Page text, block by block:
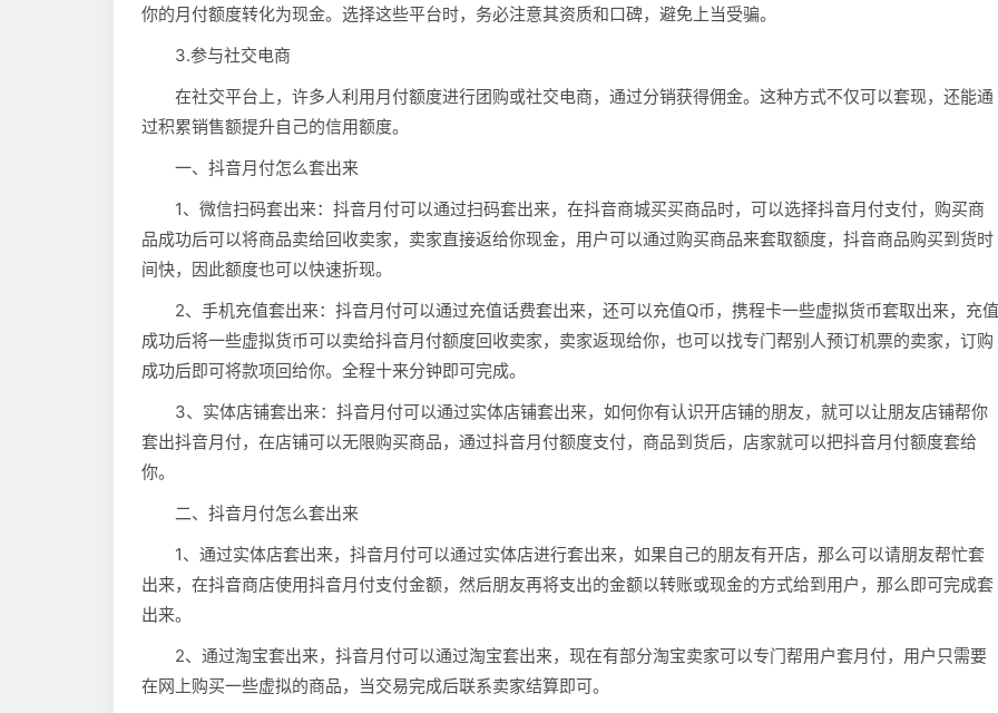
你的月付额度转化为现金。选择这些平台时，务必注意其资质和口碑，避免上当受骗。
3.参与社交电商
在社交平台上，许多人利用月付额度进行团购或社交电商，通过分销获得佣金。这种方式不仅可以套现，还能通
过积累销售额提升自己的信用额度。
一、抖音月付怎么套出来
1、微信扫码套出来：抖音月付可以通过扫码套出来，在抖音商城买买商品时，可以选择抖音月付支付，购买商
品成功后可以将商品卖给回收卖家，卖家直接返给你现金，用户可以通过购买商品来套取额度，抖音商品购买到货时
间快，因此额度也可以快速折现。
2、手机充值套出来：抖音月付可以通过充值话费套出来，还可以充值Q币，携程卡一些虚拟货币套取出来，充值
成功后将一些虚拟货币可以卖给抖音月付额度回收卖家，卖家返现给你，也可以找专门帮别人预订机票的卖家，订购
成功后即可将款项回给你。全程十来分钟即可完成。
3、实体店铺套出来：抖音月付可以通过实体店铺套出来，如何你有认识开店铺的朋友，就可以让朋友店铺帮你
套出抖音月付，在店铺可以无限购买商品，通过抖音月付额度支付，商品到货后，店家就可以把抖音月付额度套给
你。
二、抖音月付怎么套出来
1、通过实体店套出来，抖音月付可以通过实体店进行套出来，如果自己的朋友有开店，那么可以请朋友帮忙套
出来，在抖音商店使用抖音月付支付金额，然后朋友再将支出的金额以转账或现金的方式给到用户，那么即可完成套
出来。
2、通过淘宝套出来，抖音月付可以通过淘宝套出来，现在有部分淘宝卖家可以专门帮用户套月付，用户只需要
在网上购买一些虚拟的商品，当交易完成后联系卖家结算即可。